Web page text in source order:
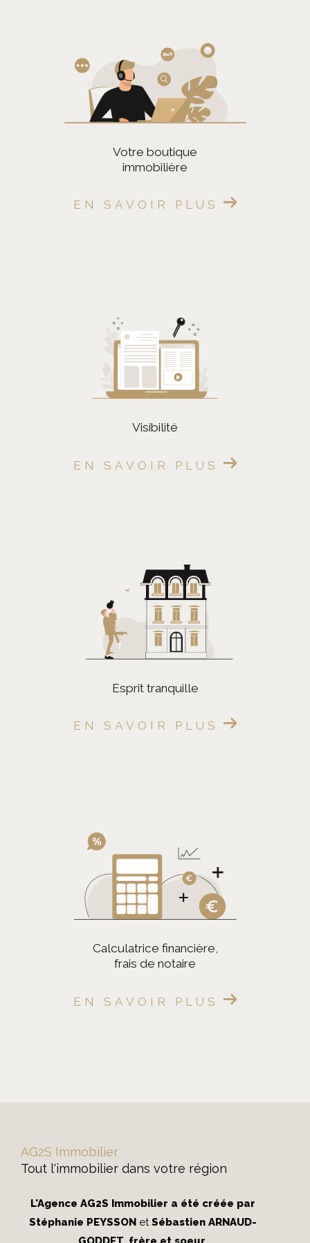
votre boutique
immobilière
EN SAVOIR PLUS
visibilité
EN SAVOIR PLUS
esprit tranquille
EN SAVOIR PLUS
calculatrice financière,
frais de notaire
EN SAVOIR PLUS
AG2S Immobilier
Tout l'immobilier dans votre région
L'Agence AG2S Immobilier a été créée par
Stéphanie PEYSSON etSébastien ARNAUD-
Localisation
FILTRER PAR
Exclusivités
RECHERCHER